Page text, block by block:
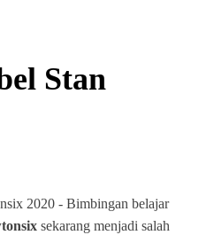
Stan
2020 - Bimbingan belajar
sekarang menjadi salah